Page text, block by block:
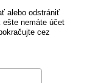
alebo odstrániť
ešte nemáte účet
cez